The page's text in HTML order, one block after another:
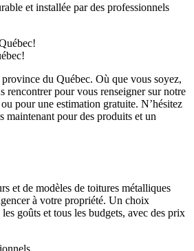
et installée par des professionnels
du Québec. Où que vous soyez,
rencontrer pour vous renseigner sur notre
pour une estimation gratuite. N’hésitez
maintenant pour des produits et un
et de modèles de toitures métalliques
à votre propriété. Un choix
goûts et tous les budgets, avec des prix